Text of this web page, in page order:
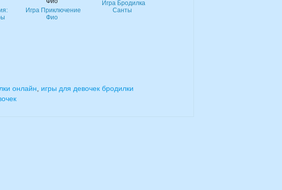
Игра Приключение
Фио
Игра Бродилка
Санты
онлайн
игры для девочек бродилки